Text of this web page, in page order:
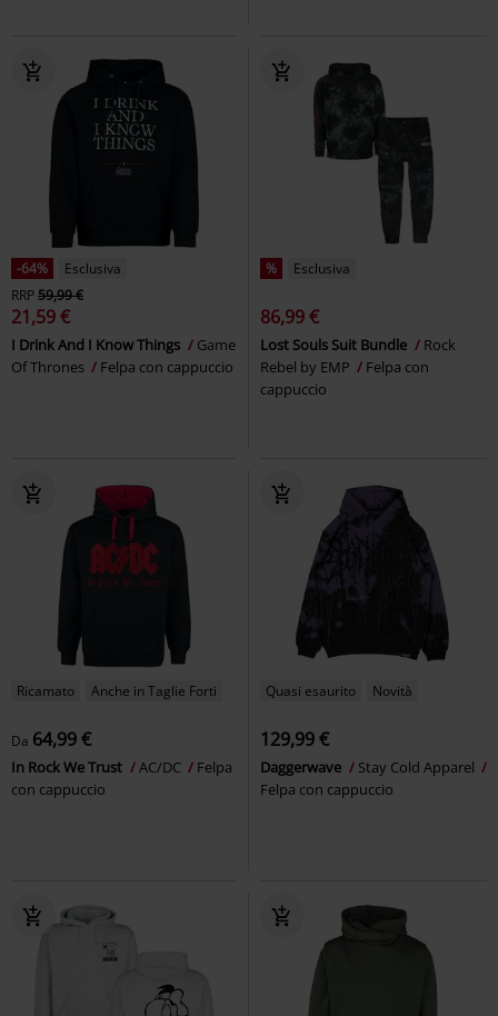
-64%
Esclusiva
RRP59,99 €
21,59 €
I Drink And I Know Things
Game
Of Thrones
Felpa con cappuccio
% Esclusiva
86,99 €
Lost Souls Suit Bundle
Rock
Rebel by EMP
Felpa con
cappuccio
Ricamato Anche in Taglie Forti
Da 64,99 €
In Rock We Trust AC/DC
Felpa
con cappuccio
Quasi esaurito Novità
129,99 €
Daggerwave
Stay Cold Apparel
Felpa con cappuccio